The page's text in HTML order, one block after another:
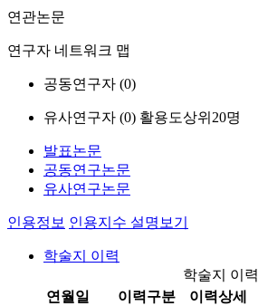
연관논문
연구자 네트워크 맵
공동연구자 (0)
유사연구자 (0) 활용도상위20명
발표논문
공동연구논문
유사연구논문
인용정보 인용지수 설명보기
학술지 이력
학술지 이력
연월일
이력구분 이력상세